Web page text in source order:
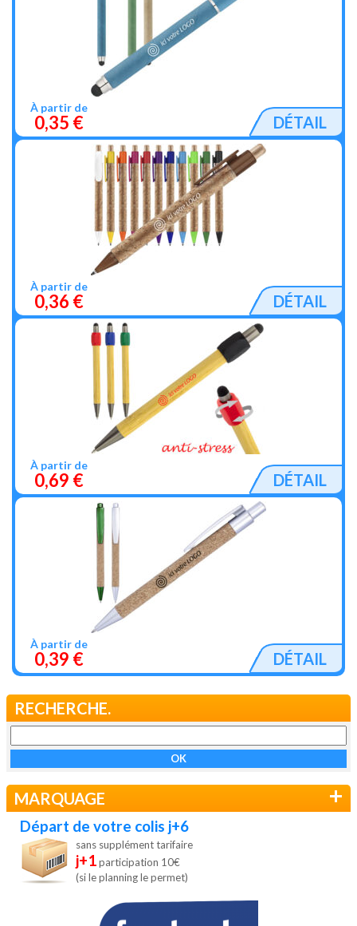
À partir de
0,35 € DÉTAIL
À partir de
0,36 € DÉTAIL
À partir de
0,69 € DÉTAIL
À partir de
0,39 € DÉTAIL
RECHERCHE.
+
MARQUAGE
Départ de votre colis j+6
sans supplément tarifaire
j+1participation 10€
(si le planning le permet)